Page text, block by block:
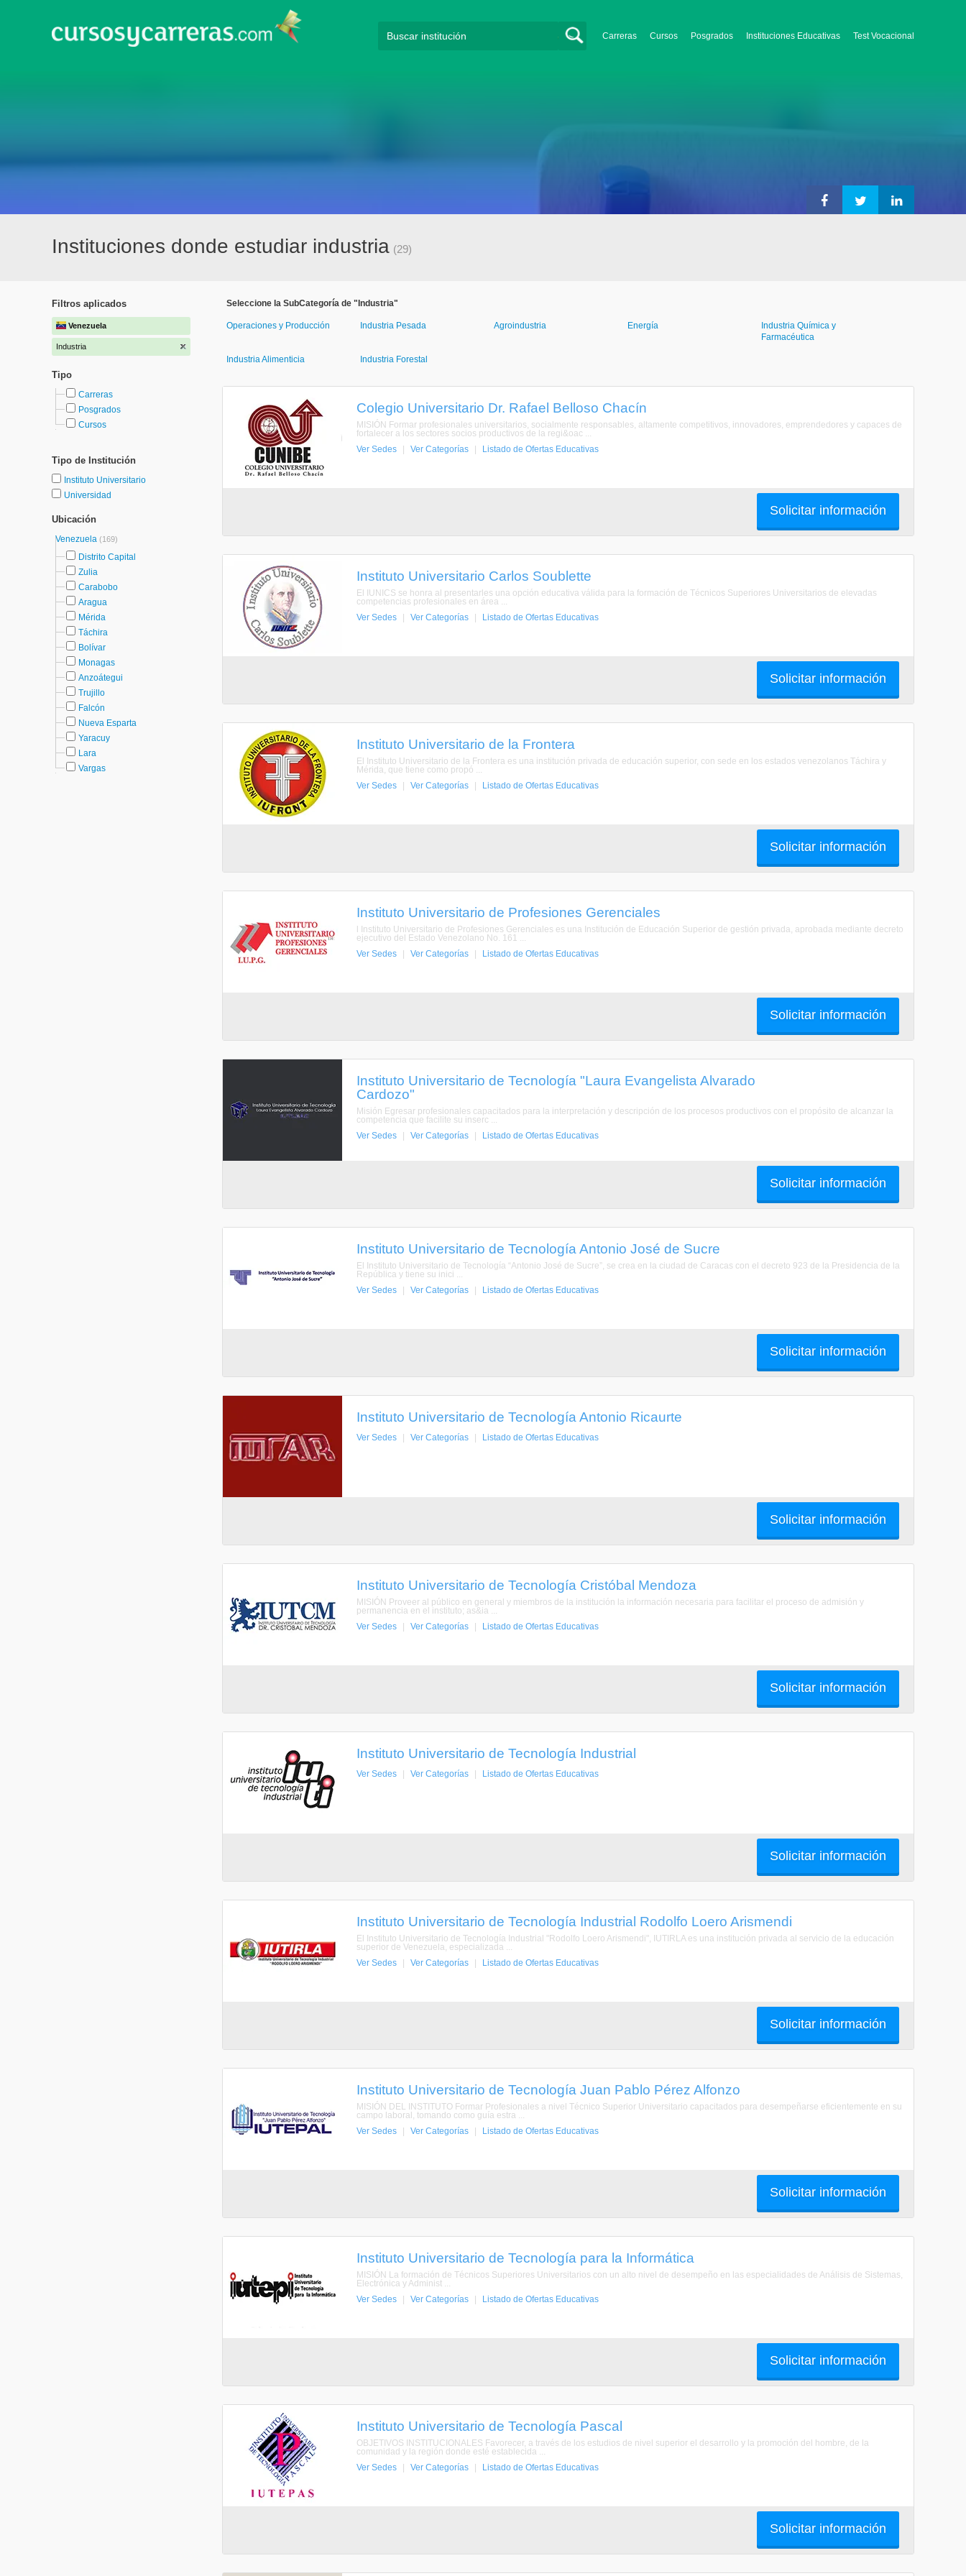
Carreras Cursos Posgrados Instituciones Educativas Test Vocacional
Instituciones donde estudiar industria (29)
Filtros aplicados
Venezuela
Industria
Tipo
Carreras
Posgrados
Cursos
Tipo de Institución
Instituto Universitario
Universidad
Ubicación
Venezuela (169)
Distrito Capital
Zulia
Carabobo
Aragua
Mérida
Táchira
Bolívar
Monagas
Anzoátegui
Trujillo
Falcón
Nueva Esparta
Yaracuy
Lara
Vargas
Seleccione la SubCategoría de "Industria"
Operaciones y Producción Industria Pesada Agroindustria Energía
Industria Química y
Farmacéutica
Industria Alimenticia Industria Forestal
Colegio Universitario Dr. Rafael Belloso Chacín
MISIÓN Formar profesionales universitarios, socialmente responsables, altamente competitivos, innovadores, emprendedores y capaces de
fortalecer a los sectores socios productivos de la regi&oac ...
Ver Sedes
Ver Categorías Listado de Ofertas Educativas
Solicitar información
Instituto Universitario Carlos Soublette
El IUNICS se honra al presentarles una opción educativa válida para la formación de Técnicos Superiores Universitarios de elevadas
competencias profesionales en área ...
Ver Sedes
Ver Categorías Listado de Ofertas Educativas
Solicitar información
Instituto Universitario de la Frontera
El Instituto Universitario de la Frontera es una institución privada de educación superior, con sede en los estados venezolanos Táchira y
Mérida, que tiene como propó ...
Ver Sedes
Ver Categorías Listado de Ofertas Educativas
Solicitar información
Instituto Universitario de Profesiones Gerenciales
l Instituto Universitario de Profesiones Gerenciales es una Institución de Educación Superior de gestión privada, aprobada mediante decreto
ejecutivo del Estado Venezolano No. 161 ...
Ver Sedes
Ver Categorías Listado de Ofertas Educativas
Solicitar información
Instituto Universitario de Tecnología "Laura Evangelista Alvarado
Cardozo"
Misión Egresar profesionales capacitados para la interpretación y descripción de los procesos productivos con el propósito de alcanzar la
competencia que facilite su inserc ...
Ver Sedes
Ver Categorías Listado de Ofertas Educativas
Solicitar información
Instituto Universitario de Tecnología Antonio José de Sucre
El Instituto Universitario de Tecnología “Antonio José de Sucre”, se crea en la ciudad de Caracas con el decreto 923 de la Presidencia de la
República y tiene su inici ...
Ver Sedes
Ver Categorías Listado de Ofertas Educativas
Solicitar información
Instituto Universitario de Tecnología Antonio Ricaurte
Ver Sedes Ver Categorías Listado de Ofertas Educativas
Solicitar información
Instituto Universitario de Tecnología Cristóbal Mendoza
MISIÓN Proveer al público en general y miembros de la institución la información necesaria para facilitar el proceso de admisión y
permanencia en el instituto; as&ia ...
Ver Sedes
Ver Categorías Listado de Ofertas Educativas
Solicitar información
Instituto Universitario de Tecnología Industrial
Ver Sedes Ver Categorías Listado de Ofertas Educativas
Solicitar información
Instituto Universitario de Tecnología Industrial Rodolfo Loero Arismendi
El Instituto Universitario de Tecnología Industrial "Rodolfo Loero Arismendi", IUTIRLA es una institución privada al servicio de la educación
superior de Venezuela, especializada ...
Ver Sedes
Ver Categorías Listado de Ofertas Educativas
Solicitar información
Instituto Universitario de Tecnología Juan Pablo Pérez Alfonzo
MISIÓN DEL INSTITUTO Formar Profesionales a nivel Técnico Superior Universitario capacitados para desempeñarse eficientemente en su
campo laboral, tomando como guía estra ...
Ver Sedes
Ver Categorías Listado de Ofertas Educativas
Solicitar información
Instituto Universitario de Tecnología para la Informática
MISIÓN La formación de Técnicos Superiores Universitarios con un alto nivel de desempeño en las especialidades de Análisis de Sistemas,
Electrónica y Administ ...
Ver Sedes
Ver Categorías Listado de Ofertas Educativas
Solicitar información
Instituto Universitario de Tecnología Pascal
OBJETIVOS INSTITUCIONALES Favorecer, a través de los estudios de nivel superior el desarrollo y la promoción del hombre, de la
comunidad y la región donde esté establecida ...
Ver Sedes
Ver Categorías Listado de Ofertas Educativas
Solicitar información